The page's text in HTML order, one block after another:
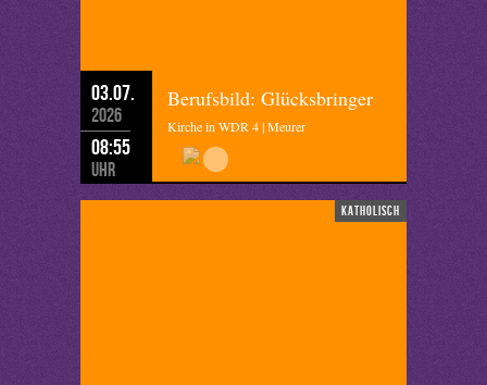
03.07.
2026
08:55
Uhr
Berufsbild: Glücksbringer
Kirche in WDR 4 | Meurer
katholisch